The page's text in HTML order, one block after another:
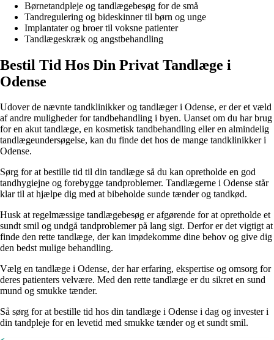
Børnetandpleje og tandlægebesøg for de små
Tandregulering og bideskinner til børn og unge
Implantater og broer til voksne patienter
Tandlægeskræk og angstbehandling
Bestil Tid Hos Din Privat Tandlæge i
Odense
Udover de nævnte tandklinikker og tandlæger i Odense, er der et væld
af andre muligheder for tandbehandling i byen. Uanset om du har brug
for en akut tandlæge, en kosmetisk tandbehandling eller en almindelig
tandlægeundersøgelse, kan du finde det hos de mange tandklinikker i
Odense.
Sørg for at bestille tid til din tandlæge så du kan opretholde en god
tandhygiejne og forebygge tandproblemer. Tandlægerne i Odense står
klar til at hjælpe dig med at bibeholde sunde tænder og tandkød.
Husk at regelmæssige tandlægebesøg er afgørende for at opretholde et
sundt smil og undgå tandproblemer på lang sigt. Derfor er det vigtigt at
finde den rette tandlæge, der kan imødekomme dine behov og give dig
den bedst mulige behandling.
Vælg en tandlæge i Odense, der har erfaring, ekspertise og omsorg for
deres patienters velvære. Med den rette tandlæge er du sikret en sund
mund og smukke tænder.
Så sørg for at bestille tid hos din tandlæge i Odense i dag og invester i
din tandpleje for en levetid med smukke tænder og et sundt smil.